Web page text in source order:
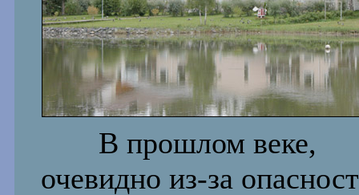
В прошлом веке,
очевидно из-за